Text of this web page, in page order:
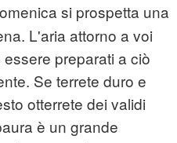
si prospetta una
L'aria attorno a voi
preparati a ciò
Se terrete duro e
otterrete dei validi
è un grande